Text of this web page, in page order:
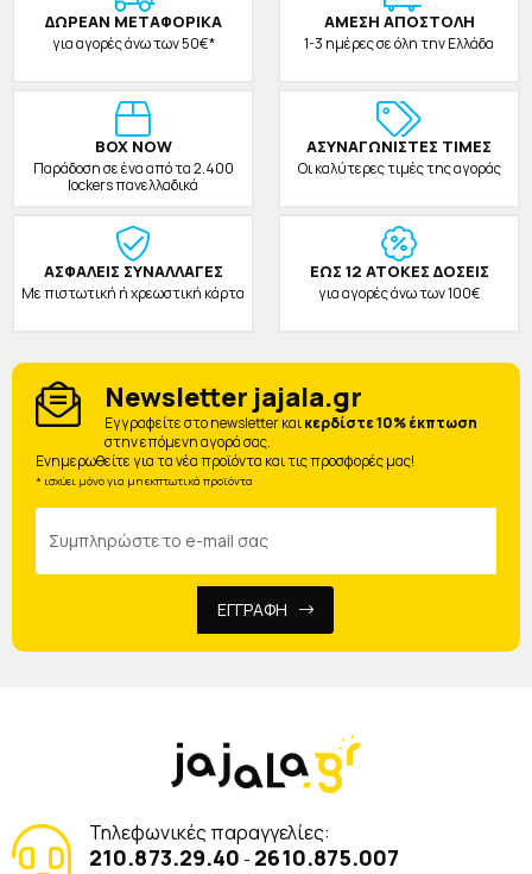
ΔΩΡΕAΝ ΜΕΤΑΦΟΡΙΚΑ
για αγορές άνω των 50€*
ΑΜΕΣΗ ΑΠΟΣΤΟΛΗ
1-3 ημέρες σε όλη την Ελλάδα
BOX NOW
Παράδοση σε ένα από τα 2.400
lockers πανελλαδικά
ΑΣΥΝΑΓΩΝΙΣΤΕΣ ΤΙΜΕΣ
Οι καλύτερες τιμές της αγοράς
ΑΣΦΑΛΕΙΣ ΣΥΝΑΛΛΑΓΕΣ
Με πιστωτική ή χρεωστική κάρτα
ΕΩΣ 12 ΑΤΟΚΕΣ ΔΟΣΕΙΣ
για αγορές άνω των 100€
Newsletter jajala.gr
Eγγραφείτε στο newsletter καικερδίστε 10% έκπτωση
στην επόμενη αγορά σας.
Ενημερωθείτε για τα νέα προϊόντα και τις προσφορές μας!
* ισχύει μόνο για μη εκπτωτικά προϊόντα
ΕΓΓΡΑΦΗ
Τηλεφωνικές παραγγελίες:
210.873.29.40 - 2610.875.007